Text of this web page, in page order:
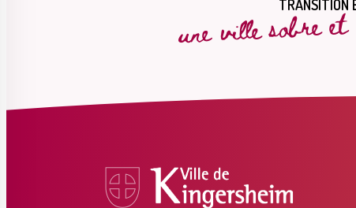
TRANSITION
une ville sobre